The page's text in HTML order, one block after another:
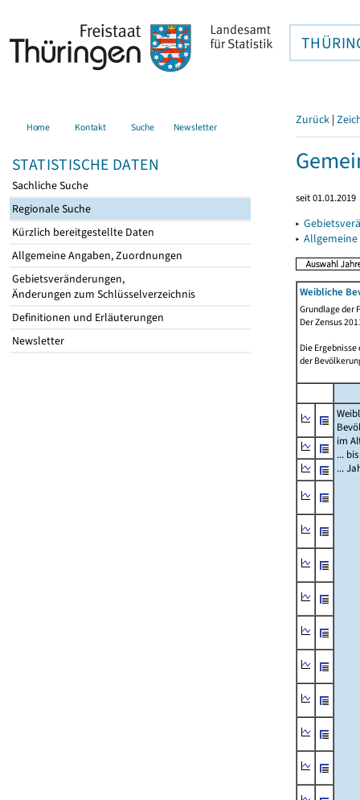
Home Kontakt Suche Newsletter
STATISTISCHE DATEN
Sachliche Suche
Regionale Suche
Kürzlich bereitgestellte Daten
Allgemeine Angaben, Zuordnungen
Gebietsveränderungen,
Änderungen zum Schlüsselverzeichnis
Definitionen und Erläuterungen
Newsletter
Zurück |
seit 01.01.2019
▸
▸
Weibliche
Grundlage der
Der Zensus
Die
der
im
...
...